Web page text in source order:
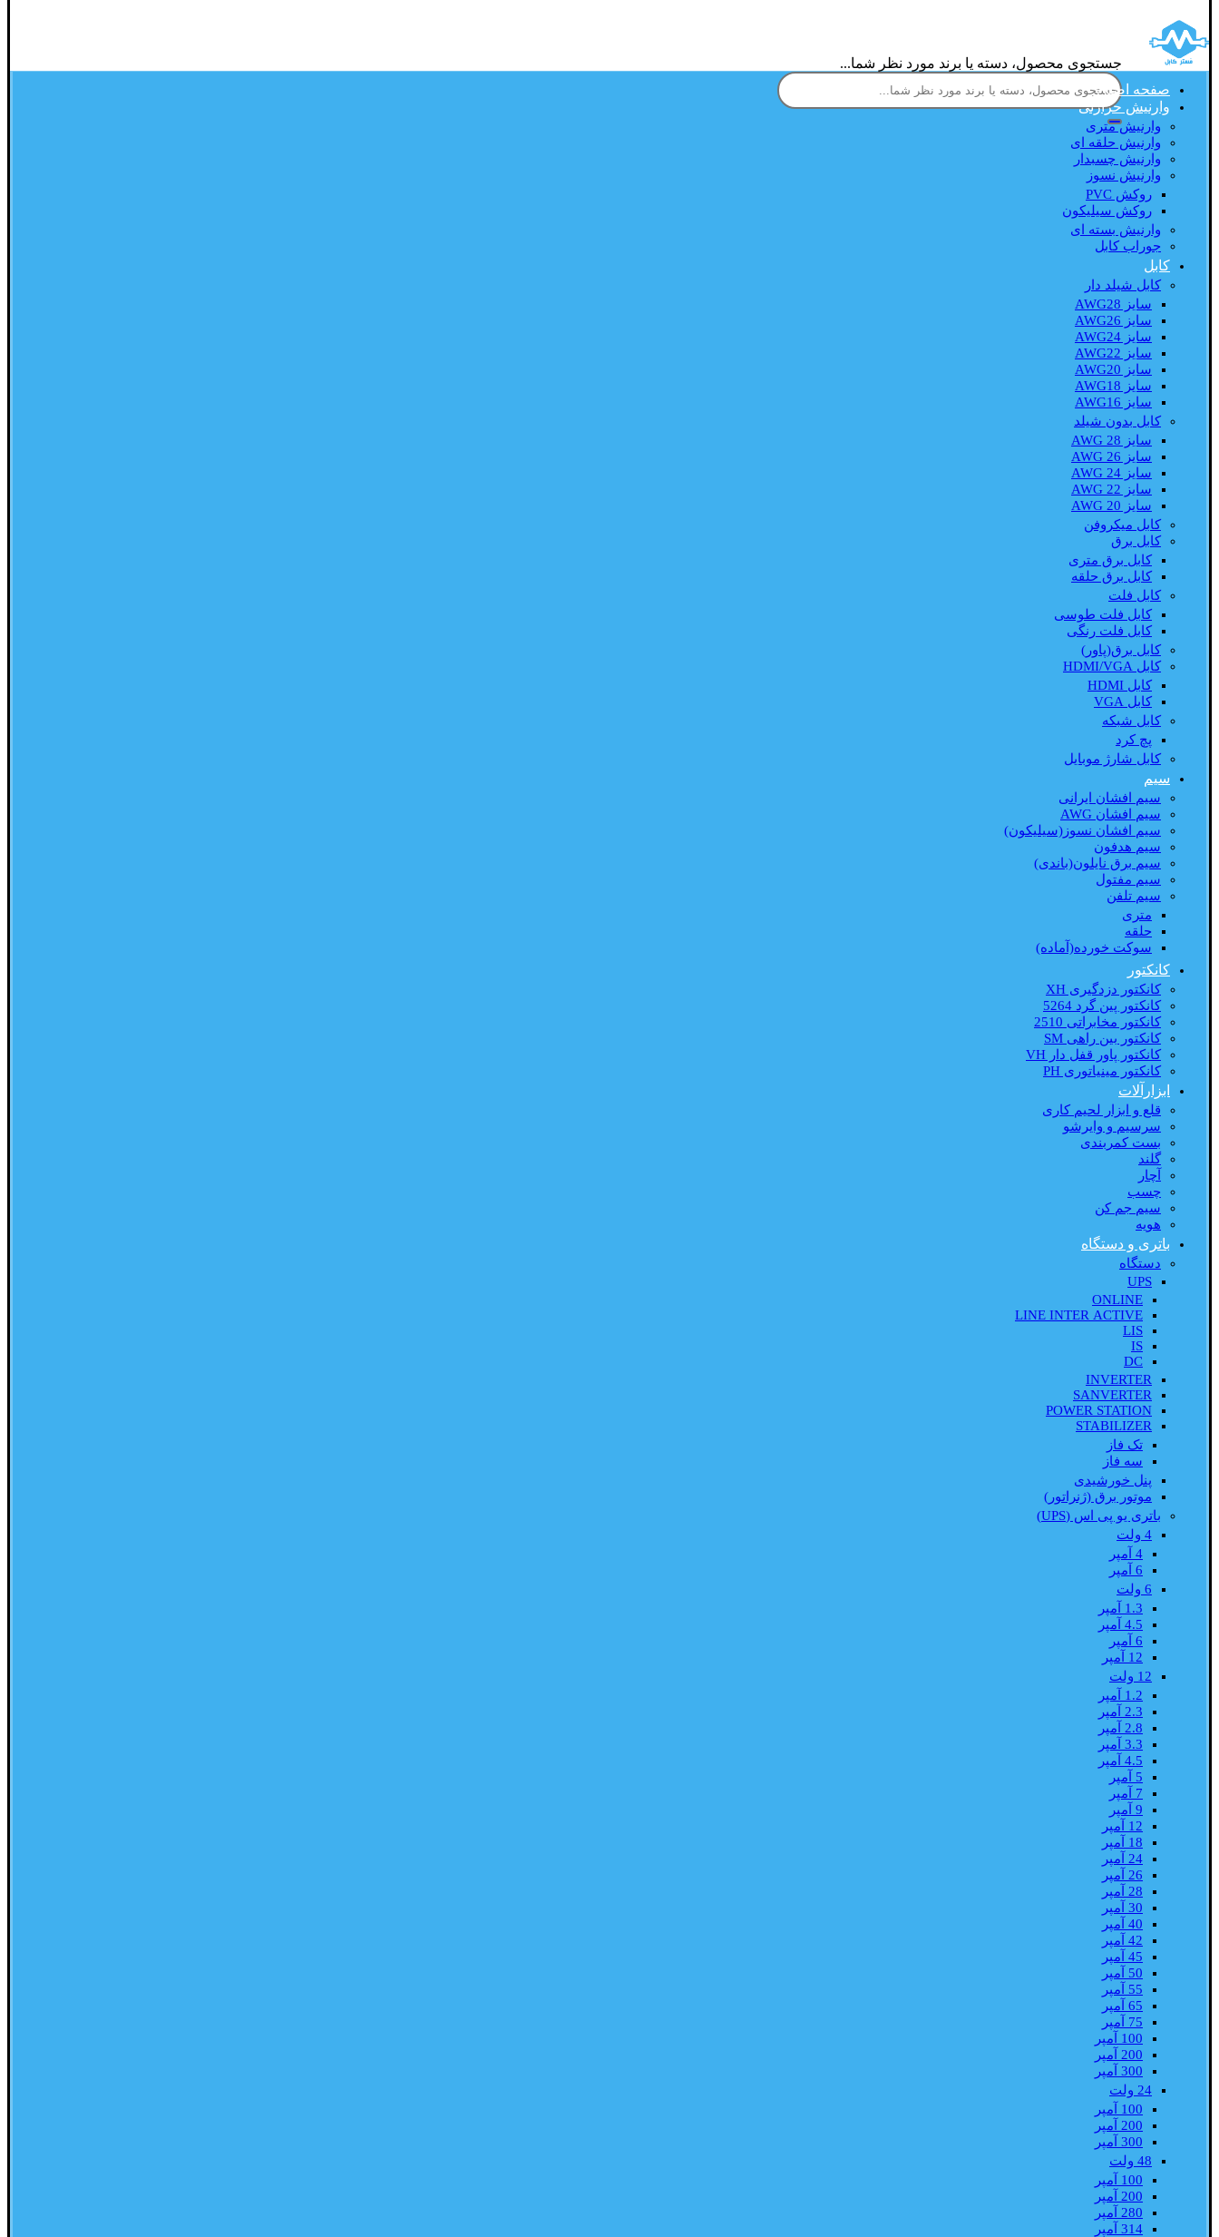
جستجوی محصول، دسته یا برند مورد نظر شما...
صفحه اصلی
وارنیش حرارتی
وارنیش متری
وارنیش حلقه ای
وارنیش چسبدار
وارنیش نسوز
روکش PVC
روکش سیلیکون
وارنیش بسته ای
جوراب کابل
کابل
کابل شیلد دار
سایز AWG28
سایز AWG26
سایز AWG24
سایز AWG22
سایز AWG20
سایز AWG18
سایز AWG16
کابل بدون شیلد
سایز AWG 28
سایز AWG 26
سایز AWG 24
سایز AWG 22
سایز AWG 20
کابل میکروفن
کابل برق
کابل برق متری
کابل برق حلقه
کابل فلت
کابل فلت طوسی
کابل فلت رنگی
کابل برق(پاور)
کابل HDMI/VGA
کابل HDMI
کابل VGA
کابل شبکه
پچ کرد
کابل شارژ موبایل
سیم
سیم افشان ایرانی
سیم افشان AWG
سیم افشان نسوز(سیلیکون)
سیم هدفون
سیم برق نایلون(باندی)
سیم مفتول
سیم تلفن
متری
حلقه
سوکت خورده(آماده)
کانکتور
کانکتور دزدگیری XH
کانکتور پین گرد 5264
کانکتور مخابراتی 2510
کانکتور بین راهی SM
کانکتور پاور قفل دار VH
کانکتور مینیاتوری PH
ابزارآلات
قلع و ابزار لحیم کاری
سرسیم و وایرشو
بست کمربندی
گلند
آچار
چسب
سیم جم کن
هویه
باتری و دستگاه
دستگاه
UPS
ONLINE
LINE INTER ACTIVE
LIS
IS
DC
INVERTER
SANVERTER
POWER STATION
STABILIZER
تک فاز
سه فاز
پنل خورشیدی
موتور برق (ژنراتور)
باتری یو پی اس (UPS)
4 ولت
4 آمپر
6 آمپر
6 ولت
1.3 آمپر
4.5 آمپر
6 آمپر
12 آمپر
12 ولت
1.2 آمپر
2.3 آمپر
2.8 آمپر
3.3 آمپر
4.5 آمپر
5 آمپر
7 آمپر
9 آمپر
12 آمپر
18 آمپر
24 آمپر
26 آمپر
28 آمپر
30 آمپر
40 آمپر
42 آمپر
45 آمپر
50 آمپر
55 آمپر
65 آمپر
75 آمپر
100 آمپر
200 آمپر
300 آمپر
24 ولت
100 آمپر
200 آمپر
300 آمپر
48 ولت
100 آمپر
200 آمپر
280 آمپر
314 آمپر